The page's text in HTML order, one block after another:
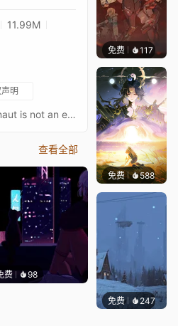
11.99M
明
"The journey of a cosmonaut is not an easy and triumphant march to glory. You must get to know the meaning not only of joy but also of sorrow, before stepping into the cabin of the spacecraft."Youri Gagarine (1934 - 1968).
查看全部
费 98
免费 117Nesu
免费 588小鬼
免费 247